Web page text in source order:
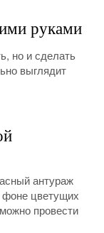
руками
но и сделать
выглядит
антураж
цветущих
провести